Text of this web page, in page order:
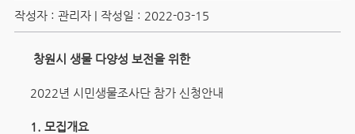
작성자 : 관리자 | 작성일 : 2022-03-15
창원시 생물 다양성 보전을 위한
2022년 시민생물조사단 참가 신청안내
1. 모집개요